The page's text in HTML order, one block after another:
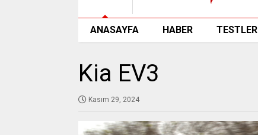
ANASAYFA HABER TESTLER
Kia EV3
Kasım 29, 2024